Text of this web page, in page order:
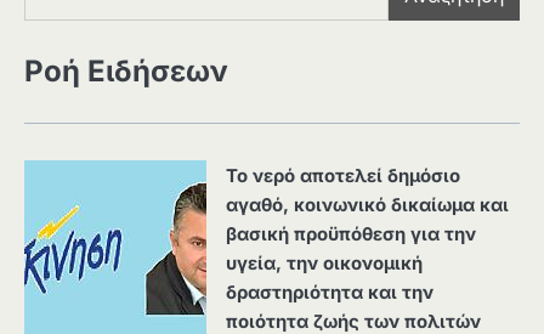
Ροή Ειδήσεων
Το νερό αποτελεί δημόσιο
αγαθό, κοινωνικό δικαίωμα και
βασική προϋπόθεση για την
υγεία, την οικονομική
δραστηριότητα και την
ποιότητα ζωής των πολιτών